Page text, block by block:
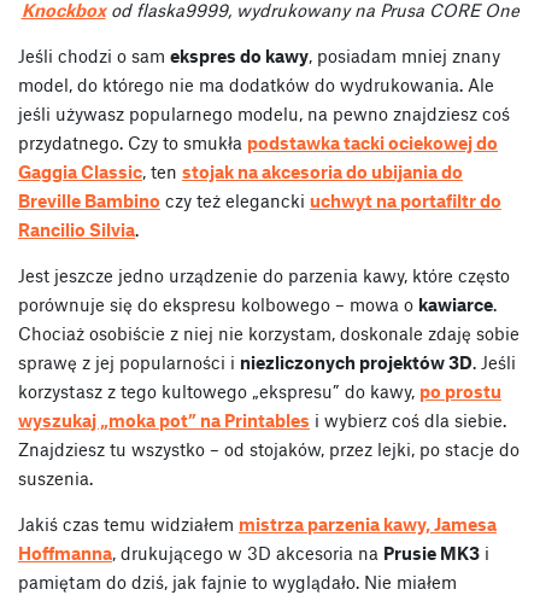
Knockboxod flaska9999, wydrukowany na Prusa CORE One
Jeśli chodzi o sam ekspres do kawy, posiadam mniej znany
model, do którego nie ma dodatków do wydrukowania. Ale
jeśli używasz popularnego modelu, na pewno znajdziesz coś
przydatnego. Czy to smukła podstawka tacki ociekowej do
Gaggia Classic, ten stojak na akcesoria do ubijania do
Breville Bambino czy też elegancki uchwyt na portafiltr do
Rancilio Silvia.
Jest jeszcze jedno urządzenie do parzenia kawy, które często
porównuje się do ekspresu kolbowego – mowa o kawiarce.
Chociaż osobiście z niej nie korzystam, doskonale zdaję sobie
sprawę z jej popularności i niezliczonych projektów 3D. Jeśli
korzystasz z tego kultowego „ekspresu” do kawy, po prostu
wyszukaj „moka pot” na Printables i wybierz coś dla siebie.
Znajdziesz tu wszystko – od stojaków, przez lejki, po stacje do
suszenia.
Jakiś czas temu widziałem mistrza parzenia kawy, Jamesa
Hoffmanna, drukującego w 3D akcesoria na Prusie MK3 i
pamiętam do dziś, jak fajnie to wyglądało. Nie miałem